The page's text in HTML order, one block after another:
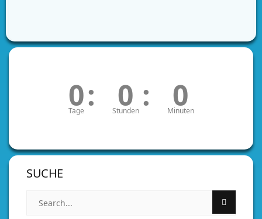
0
Tage : 0
Stunden : 0
Minuten
SUCHE